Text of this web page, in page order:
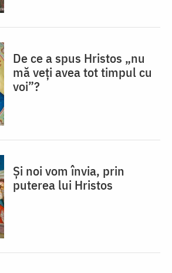
De ce a spus Hristos „nu
mă veţi avea tot timpul cu
voi”?
Și noi vom învia, prin
puterea lui Hristos